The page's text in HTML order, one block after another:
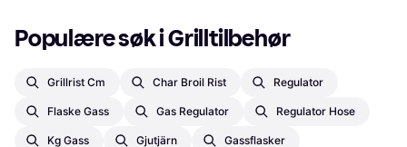
Populære søk i Grilltilbehør
Grillrist Cm Char Broil Rist Regulator
Flaske Gass Gas Regulator Regulator Hose
Kg Gass Gjutjärn Gassflasker